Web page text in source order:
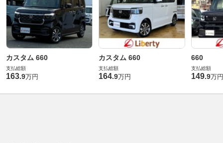
カスタム 660
支払総額
163.9万円
カスタム 660
支払総額
164.9万円
660
支払総額
149.9万円